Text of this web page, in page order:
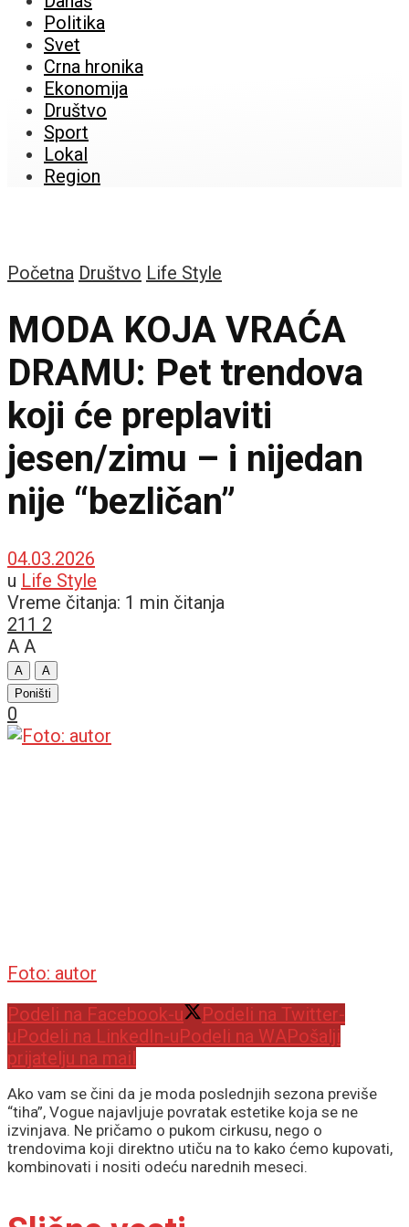
Politika
Svet
Crna hronika
Ekonomija
Društvo
Sport
Lokal
Region
Početna Društvo Life Style
MODA KOJA VRAĆA
DRAMU: Pet trendova
koji će preplaviti
jesen/zimu – i nijedan
nije “bezličan”
04.03.2026
u Life Style
Vreme čitanja: 1 min čitanja
211 2
A A
A
A
Poništi
0
Foto: autor
Podeli na Facebook-u
Podeli na Twitter-
uPodeli na LinkedIn-uPodeli na WAPošalji
prijatelju na mail
Ako vam se čini da je moda poslednjih sezona previše
“tiha”, Vogue najavljuje povratak estetike koja se ne
izvinjava. Ne pričamo o pukom cirkusu, nego o
trendovima koji direktno utiču na to kako ćemo kupovati,
kombinovati i nositi odeću narednih meseci.